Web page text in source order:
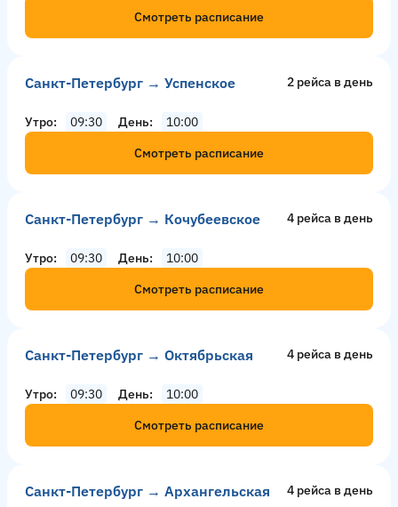
Смотреть расписание
Санкт-Петербург → Успенское 2 рейсa в день
Утро 09:30 День
10:00
Смотреть расписание
Санкт-Петербург → Кочубеевское 4 рейсa в день
Утро 09:30 День
10:00
Смотреть расписание
Санкт-Петербург → Октябрьская 4 рейсa в день
Утро 09:30 День
10:00
Смотреть расписание
Санкт-Петербург → Архангельская 4 рейсa в день